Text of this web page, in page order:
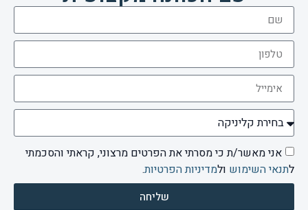
אני מאשר/ת כי מסרתי את הפרטים מרצוני, קראתי והסכמתי
לתנאי השימוש ולמדיניות הפרטיות.
שליחה